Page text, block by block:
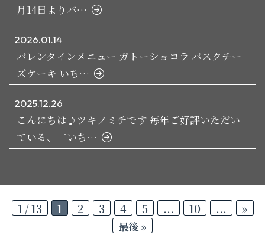
月14日よりバ…
2026.01.14
バレンタインメニュー ガトーショコラ バスクチー
ズケーキ いち…
2025.12.26
こんにちは♪ツキノミチです️ 毎年ご好評いただい
ている、『いち…
1 / 13 1 2 3 4 5 ... 10 ...
»
最後 »